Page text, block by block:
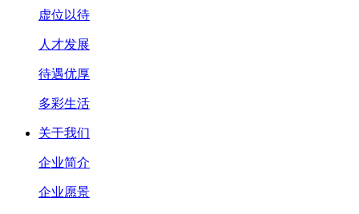
虚位以待
人才发展
待遇优厚
多彩生活
关于我们
企业简介
企业愿景